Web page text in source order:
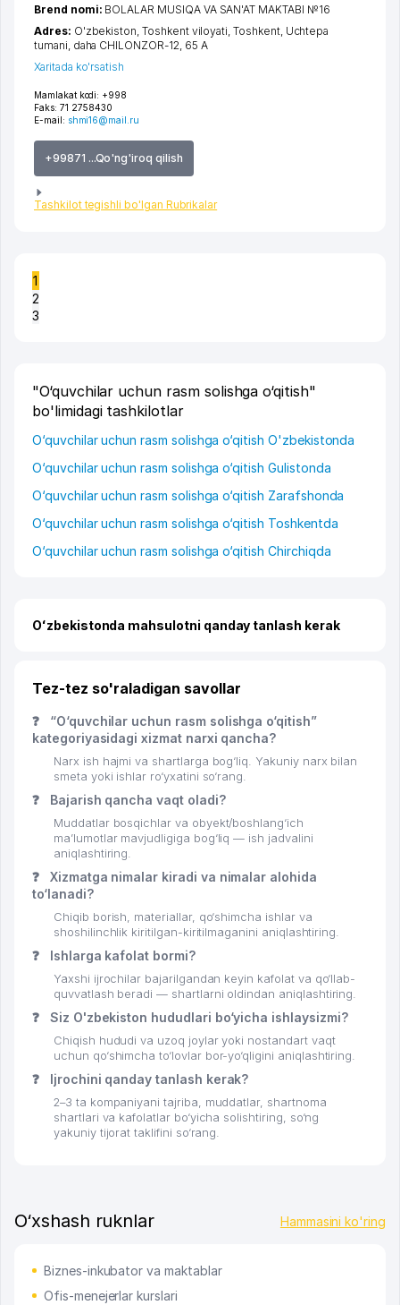
Mamlakat kodi: +998
Faks: 71 2758430
E-mail: shmi16@mail.ru
+99871 ...Qo'ng'iroq qilish
Tashkilot tegishli bo'lgan Rubrikalar
Brend nomi: BOLALAR MUSIQA VA SAN'AT MAKTABI №16
Adres: O'zbekiston,Toshkent viloyati,Toshkent, Uchtepa
tumani, daha CHILONZOR-12, 65 А
Xaritada ko'rsatish
1
2
3
"O‘quvchilar uchun rasm solishga o‘qitish"
bo'limidagi tashkilotlar
O‘quvchilar uchun rasm solishga o‘qitish O'zbekistonda
O‘quvchilar uchun rasm solishga o‘qitish Gulistonda
O‘quvchilar uchun rasm solishga o‘qitish Zarafshonda
O‘quvchilar uchun rasm solishga o‘qitish Toshkentda
O‘quvchilar uchun rasm solishga o‘qitish Chirchiqda
Oʻzbekistonda mahsulotni qanday tanlash kerak
Tez-tez so'raladigan savollar
❓
“O‘quvchilar uchun rasm solishga o‘qitish”
kategoriyasidagi xizmat narxi qancha?
Narx ish hajmi va shartlarga bog‘liq. Yakuniy narx bilan
smeta yoki ishlar ro‘yxatini so‘rang.
❓ Bajarish qancha vaqt oladi?
Muddatlar bosqichlar va obyekt/boshlang‘ich
ma’lumotlar mavjudligiga bog‘liq — ish jadvalini
aniqlashtiring.
❓
Xizmatga nimalar kiradi va nimalar alohida
to‘lanadi?
Chiqib borish, materiallar, qo‘shimcha ishlar va
shoshilinchlik kiritilgan-kiritilmaganini aniqlashtiring.
❓ Ishlarga kafolat bormi?
Yaxshi ijrochilar bajarilgandan keyin kafolat va qo‘llab-
quvvatlash beradi — shartlarni oldindan aniqlashtiring.
❓ Siz O'zbekiston hududlari bo‘yicha ishlaysizmi?
Chiqish hududi va uzoq joylar yoki nostandart vaqt
uchun qo‘shimcha to‘lovlar bor-yo‘qligini aniqlashtiring.
❓ Ijrochini qanday tanlash kerak?
2–3 ta kompaniyani tajriba, muddatlar, shartnoma
shartlari va kafolatlar bo‘yicha solishtiring, so‘ng
yakuniy tijorat taklifini so‘rang.
O‘xshash ruknlar Hammasini ko'ring
Biznes-inkubator va maktablar
Ofis-menejerlar kurslari